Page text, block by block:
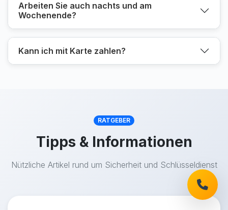
Arbeiten Sie auch nachts und am
Wochenende?
Kann ich mit Karte zahlen?
RATGEBER
Tipps & Informationen
Nützliche Artikel rund um Sicherheit und Schlüsseldienst